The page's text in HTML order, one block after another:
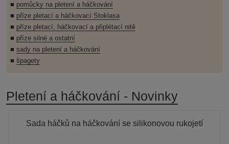
■ pomůcky na pletení a háčkování
■ příze pletací a háčkovací Stoklasa
■ příze pletací, háčkovací a připlétací nitě
■ příze silné a ostatní
■ sady na pletení a háčkování
■ špagety
Pletení a háčkování - Novinky
Sada háčků na háčkování se silikonovou rukojetí